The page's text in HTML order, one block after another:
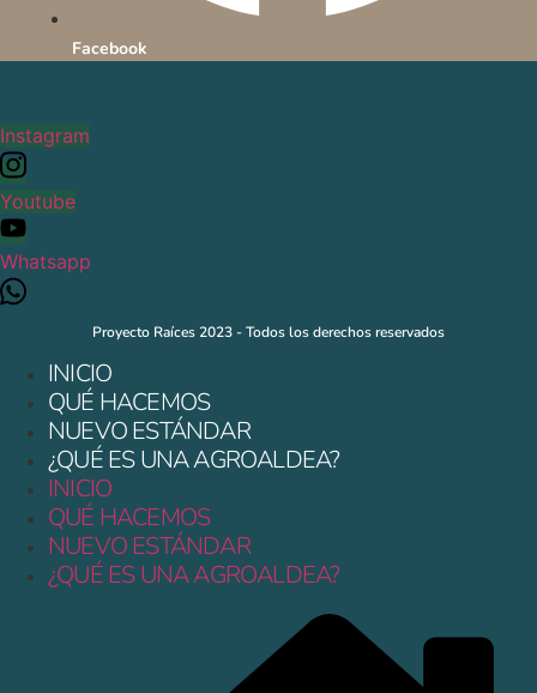
Facebook
Instagram
Youtube
Whatsapp
Proyecto Raíces 2023 - Todos los derechos reservados
INICIO
QUÉ HACEMOS
NUEVO ESTÁNDAR
¿QUÉ ES UNA AGROALDEA?
INICIO
QUÉ HACEMOS
NUEVO ESTÁNDAR
¿QUÉ ES UNA AGROALDEA?